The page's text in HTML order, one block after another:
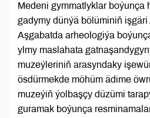
Medeni gymmatlyklar boýunça
gadymy dünýä bölüminiň işgäri
Aşgabatda arheologiýa
ylmy maslahata
muzeýleriniň arasyndaky
ösdürmekde möhüm ädime
muzeýiň ýolbaşçy düzümi
guramak boýunça